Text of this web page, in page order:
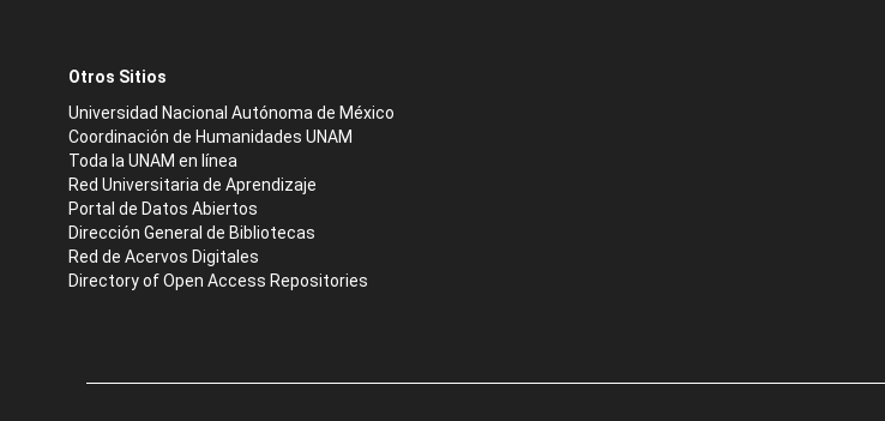
Otros Sitios
Universidad Nacional Autónoma de México
Coordinación de Humanidades UNAM
Toda la UNAM en línea
Red Universitaria de Aprendizaje
Portal de Datos Abiertos
Dirección General de Bibliotecas
Red de Acervos Digitales
Directory of Open Access Repositories